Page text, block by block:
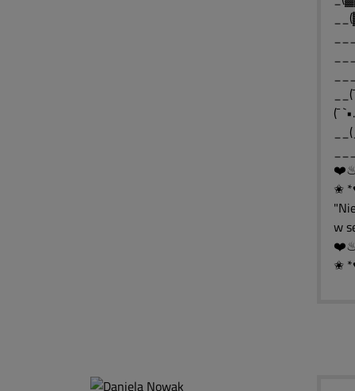
(¯
✬
w
✬